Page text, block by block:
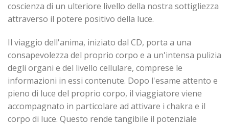
coscienza di un ulteriore livello della nostra sottigliezza
attraverso il potere positivo della luce.
Il viaggio dell'anima, iniziato dal CD, porta a una
consapevolezza del proprio corpo e a un'intensa pulizia
degli organi e del livello cellulare, comprese le
informazioni in essi contenute. Dopo l'esame attento e
pieno di luce del proprio corpo, il viaggiatore viene
accompagnato in particolare ad attivare i chakra e il
corpo di luce. Questo rende tangibile il potenziale